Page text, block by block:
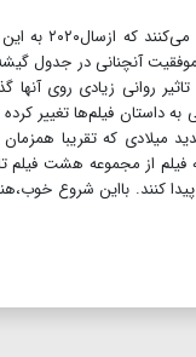
تحلیل‌گران
موفقیت آنچنانی در جدول
روانی زیادی روی آنها
۱۹، نگرش تماشاگران چینی به
که تقریبا همزمان
از مجموعه هشت فیلم
کنند. بااین شروع